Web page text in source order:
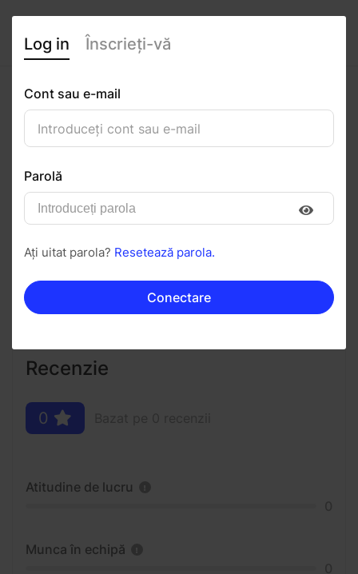
eliza georgescu
Urmăriți Salvați în PDF
Invitați Mesaj
Recenzie
0
Atitudine de lucru
Munca în echipă
Log in Înscrieți-vă
Cont sau e-mail
Parolă
Ați uitat parola? Resetează parola.
Conectare